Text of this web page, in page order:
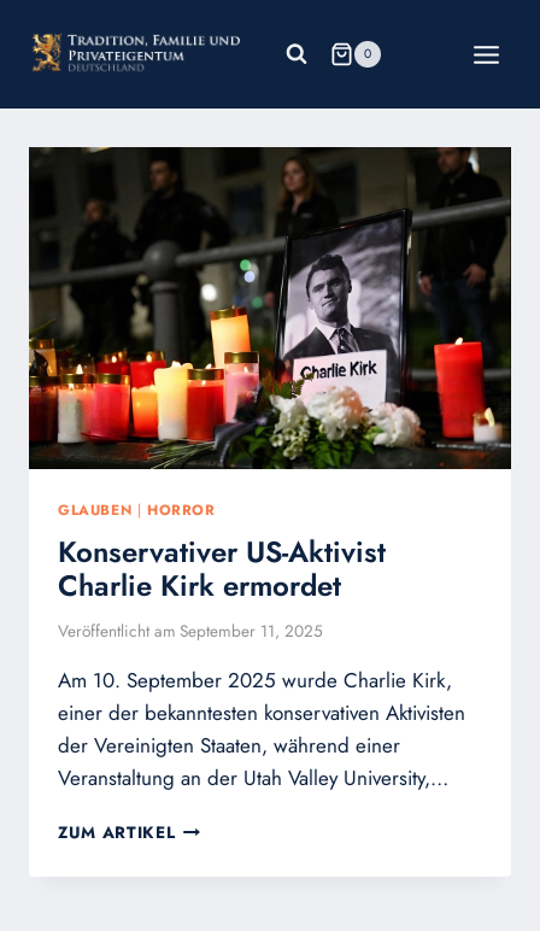
Inhalt
springen
0
GLAUBEN | HORROR
Konservativer US-Aktivist
Charlie Kirk ermordet
Veröffentlicht am September 11, 2025
Am 10. September 2025 wurde Charlie Kirk,
einer der bekanntesten konservativen Aktivisten
der Vereinigten Staaten, während einer
Veranstaltung an der Utah Valley University,…
ZUM ARTIKEL KONSERVATIVER
AKTIVIST